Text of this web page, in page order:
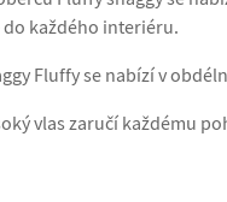
každého interiéru.
Fluffy se nabízí v
vlas zaručí každému